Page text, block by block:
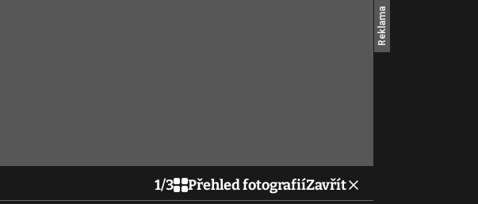
1/3 Přehled fotografiíZavřít